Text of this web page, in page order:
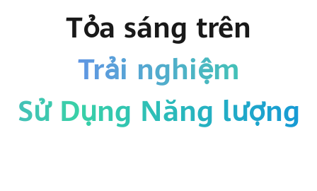
Tỏa sáng trên
Trải nghiệm
Sử Dụng Năng lượng